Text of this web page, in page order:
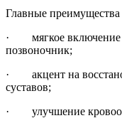
Главные преимущества
· мягкое включение
позвоночник;
· акцент на
суставов;
· улучшение